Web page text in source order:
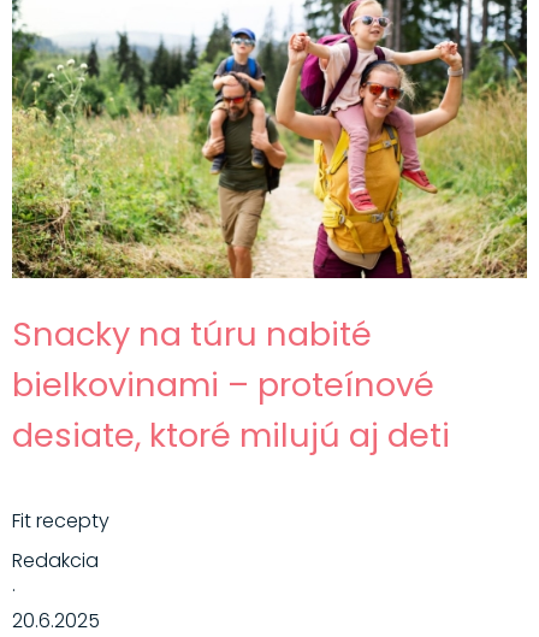
Snacky na túru nabité
bielkovinami – proteínové
desiate, ktoré milujú aj deti
Fit recepty
Redakcia
·
20.6.2025